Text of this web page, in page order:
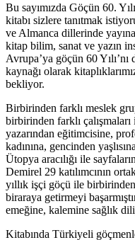
Bu sayımızda Göçün 60.
kitabı sizlere tanıtmak
ve Almanca dillerinde
kitap bilim, sanat ve yazın
Avrupa’ya göçün 60
kaynağı olarak
bekliyor.
Birbirinden farklı meslek
birbirinden farklı çalışmaları
yazarından eğitimcisine,
kadınına, gencinden
Ütopya aracılığı ile
Demirel 29 katılımcının
yıllık işçi göçü ile birbirinden
biraraya getirmeyi
emeğine, kalemine sağlık
Kitabında Türkiyeli